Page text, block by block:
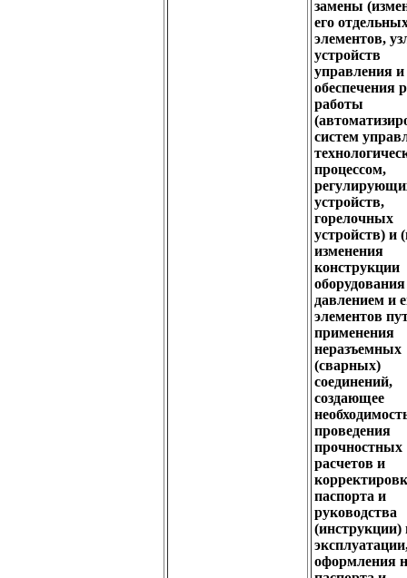
замены
его
элементов,
устройств
управления и
обеспечения
работы
систем
процессом,
устройств,
горелочных
устройств) и
изменения
конструкции
давлением и
элементов
применения
неразъемных
(сварных)
соединений,
создающее
проведения
прочностных
расчетов и
паспорта и
руководства
(инструкции)
оформления